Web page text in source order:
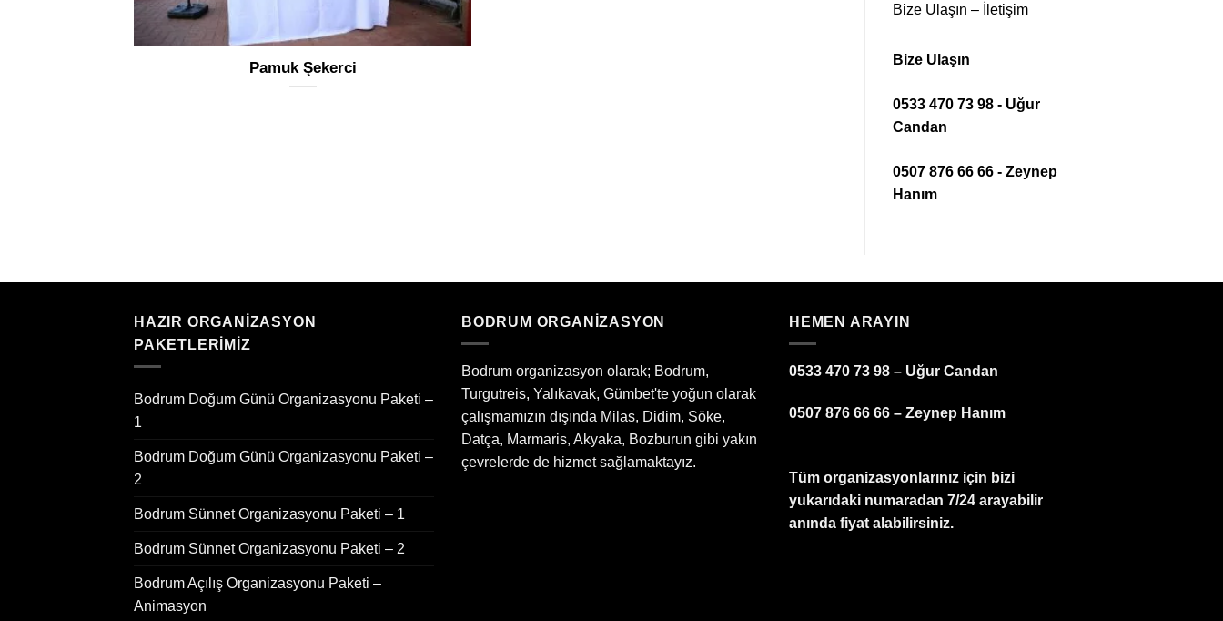
Pamuk Şekerci
Bize Ulaşın – İletişim
Bize Ulaşın
0533 470 73 98 - Uğur
Candan
0507 876 66 66 - Zeynep
Hanım
HAZIR ORGANIZASYON
PAKETLERIMIZ
Bodrum Doğum Günü Organizasyonu Paketi –
1
Bodrum Doğum Günü Organizasyonu Paketi –
2
Bodrum Sünnet Organizasyonu Paketi – 1
Bodrum Sünnet Organizasyonu Paketi – 2
Bodrum Açılış Organizasyonu Paketi –
Animasyon
BODRUM ORGANIZASYON
Bodrum organizasyon olarak; Bodrum,
Turgutreis, Yalıkavak, Gümbet'te yoğun olarak
çalışmamızın dışında Milas, Didim, Söke,
Datça, Marmaris, Akyaka, Bozburun gibi yakın
çevrelerde de hizmet sağlamaktayız.
HEMEN ARAYIN
0533 470 73 98 – Uğur Candan
0507 876 66 66 – Zeynep Hanım
Tüm organizasyonlarınız için bizi
yukarıdaki numaradan 7/24 arayabilir
anında fiyat alabilirsiniz.